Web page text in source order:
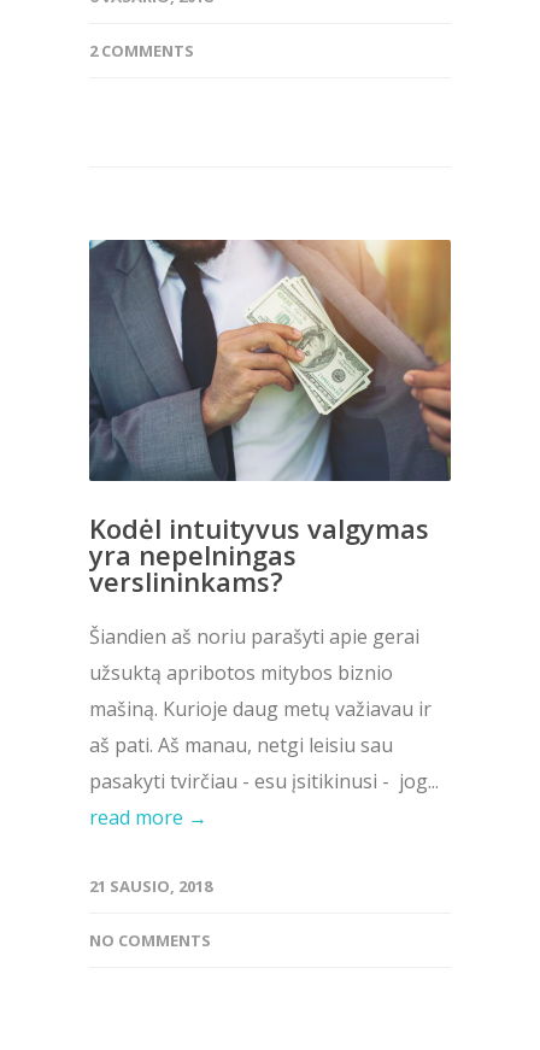
2 COMMENTS
Kodėl intuityvus valgymas
yra nepelningas
verslininkams?
Šiandien aš noriu parašyti apie gerai
užsuktą apribotos mitybos biznio
mašiną. Kurioje daug metų važiavau ir
aš pati. Aš manau, netgi leisiu sau
pasakyti tvirčiau - esu įsitikinusi - jog...
read more →
21 SAUSIO, 2018
NO COMMENTS